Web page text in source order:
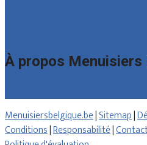
À propos Menuisiers
Menuisiersbelgique.be|Sitemap|
Conditions|Responsabilité|